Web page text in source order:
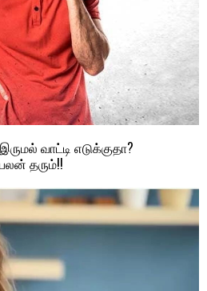
வாட்டி எடுக்குதா?
தரும்!!